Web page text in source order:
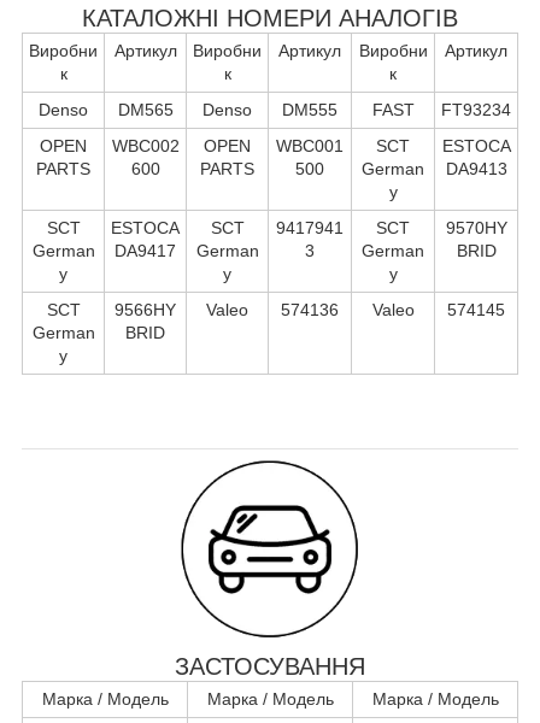
КАТАЛОЖНІ НОМЕРИ АНАЛОГІВ
Виробни
к
Артикул
Виробни
к
Артикул
Виробни
к
Артикул
Denso DM565 Denso DM555 FAST
FT93234
OPEN
PARTS
WBC002
600
OPEN
PARTS
WBC001
500
SCT
German
y
ESTOCA
DA9413
SCT
German
y
ESTOCA
DA9417
SCT
German
y
9417941
3
SCT
German
y
9570HY
BRID
SCT
German
y
9566HY
BRID
Valeo 574136 Valeo 574145
ЗАСТОСУВАННЯ
Марка / Модель Марка / Модель
Марка / Модель